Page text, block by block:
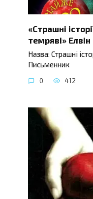
«Страшні
темряві»
Назва: Страшні
Письменник
0 412